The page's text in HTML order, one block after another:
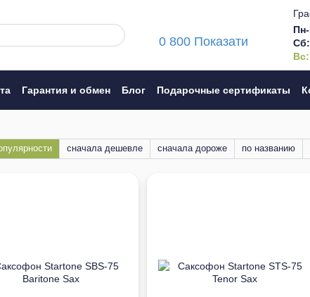
0 800 Показати
Сб:
Вс:
Гарантия и обмен Блог Подарочные сертификаты
сначала дешевле сначала дороже по названию